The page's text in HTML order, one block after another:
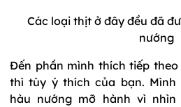
Các loại thịt ở đây đều đã
nướng
Đến phần mình thích tiếp
thì tùy ý thích của bạn. Mình
hàu nướng mỡ hành vì